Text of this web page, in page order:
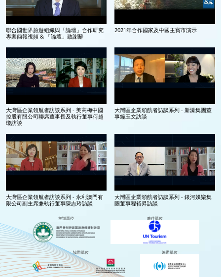
聯合國世界旅遊組織與「論壇」合作研究
專案簡報視頻 & 「論壇」致謝辭
2021年合作國家及中國主賓市演示
大灣區企業領航者訪談系列 - 美高梅中國
控股有限公司聯席董事長及執行董事何超
瓊訪談
大灣區企業領航者訪談系列 - 新濠集團董
事鐘玉文訪談
大灣區企業領航者訪談系列 - 永利澳門有
限公司副主席兼執行董事陳志玲訪談
大灣區企業領航者訪談系列 - 銀河娛樂集
團董事程裕昇訪談
主辦單位 夥伴單位
協辦單位 籌辦單位